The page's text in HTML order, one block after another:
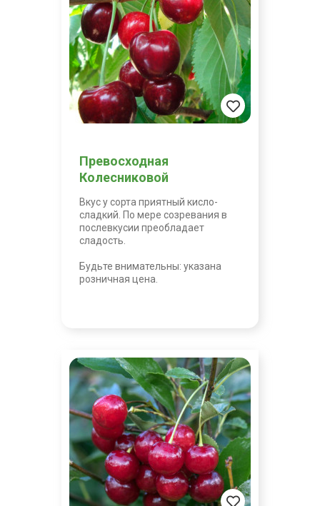
Превосходная
Колесниковой
Вкус у сорта приятный кисло-
сладкий. По мере созревания в
послевкусии преобладает
сладость.
Будьте внимательны: указана
розничная цена.